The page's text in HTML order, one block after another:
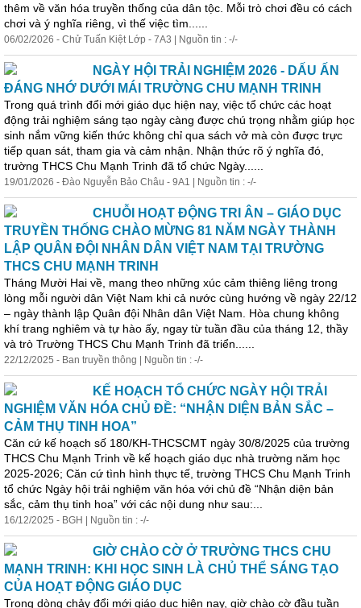
thêm về văn hóa truyền thống của dân tộc. Mỗi trò chơi đều có cách
chơi và ý nghĩa riêng, vì thế việc tìm
06/02/2026 - Chử Tuấn Kiệt Lớp - 7A3 | Nguồn tin : -/-
NGÀY HỘI TRẢI NGHIỆM 2026 - DẤU ẤN
ĐÁNG NHỚ DƯỚI MÁI TRƯỜNG CHU MẠNH TRINH
Trong quá trình đổi mới giáo dục hiện nay, việc tổ chức các hoạt
động trải nghiệm sáng tạo ngày càng được chú trọng nhằm giúp học
sinh nắm vững kiến thức không chỉ qua sách vở mà còn được trực
tiếp quan sát, tham gia và cảm nhận. Nhận thức rõ ý nghĩa đó,
trường THCS Chu Mạnh Trinh đã tổ chức Ngày......
19/01/2026 - Đào Nguyễn Bảo Châu - 9A1 | Nguồn tin : -/-
CHUỖI HOẠT ĐỘNG TRI ÂN – GIÁO DỤC
TRUYỀN THỐNG CHÀO MỪNG 81 NĂM NGÀY THÀNH
LẬP QUÂN ĐỘI NHÂN DÂN VIỆT NAM TẠI TRƯỜNG
THCS CHU MẠNH TRINH
Tháng Mười Hai về, mang theo những xúc cảm thiêng liêng trong
lòng mỗi người dân Việt Nam khi cả nước cùng hướng về ngày 22/12
– ngày thành lập Quân đội Nhân dân Việt Nam. Hòa chung không
khí trang nghiêm và tự hào ấy, ngay từ tuần đầu của tháng 12, thầy
và trò Trường THCS Chu Mạnh Trinh đã triển......
22/12/2025 - Ban truyền thông | Nguồn tin : -/-
KẾ HOẠCH TỔ CHỨC NGÀY HỘI TRẢI
NGHIỆM VĂN HÓA CHỦ ĐỀ: “NHẬN DIỆN BẢN SẮC –
CẢM THỤ TINH HOA”
Căn cứ kế hoạch số 180/KH-THCSCMT ngày 30/8/2025 của trường
THCS Chu Mạnh Trinh về kế hoạch giáo dục nhà trường năm học
2025-2026; Căn cứ tình hình thực tế, trường THCS Chu Mạnh Trinh
tổ chức Ngày hội trải nghiệm văn hóa với chủ đề “Nhận diện bản
sắc, cảm thụ tinh hoa” với các nội dung như sau:...
16/12/2025 - BGH | Nguồn tin : -/-
GIỜ CHÀO CỜ Ở TRƯỜNG THCS CHU
MẠNH TRINH: KHI HỌC SINH LÀ CHỦ THỂ SÁNG TẠO
CỦA HOẠT ĐỘNG GIÁO DỤC
Trong dòng chảy đổi mới giáo dục hiện nay, giờ chào cờ đầu tuần